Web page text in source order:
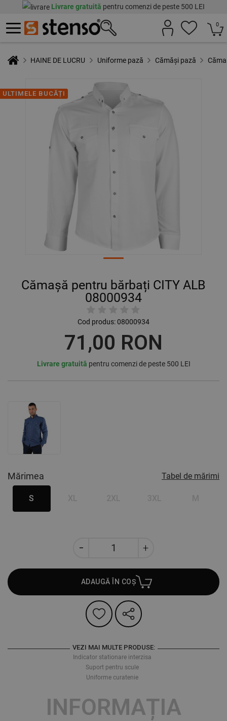
Livrare gratuită pentru comenzi de peste 500 LEI
0
HAINE DE LUCRU Uniforme pază Cămăși pază
ULTIMELE BUCĂȚI
Cămașă pentru bărbați CITY ALB
08000934
Cod produs:08000934
71,00 RON
Livrare gratuită pentru comenzi de peste 500 LEI
Mărimea Tabel de mărimi
S
ADAUGĂ ÎN COȘ
VEZI MAI MULTE PRODUSE:
Indicator stationare interzisa
Suport pentru scule
Uniforme curatenie
INFORMAȚIA